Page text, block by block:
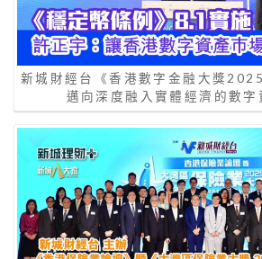
新城財經台《香港數字金融大獎
邁向深度融入實體經濟的數字